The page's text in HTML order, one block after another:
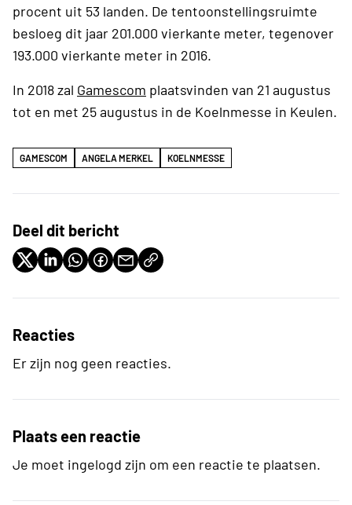
procent uit 53 landen. De tentoonstellingsruimte
besloeg dit jaar 201.000 vierkante meter, tegenover
193.000 vierkante meter in 2016.
In 2018 zal Gamescom plaatsvinden van 21 augustus
tot en met 25 augustus in de Koelnmesse in Keulen.
GAMESCOM ANGELA MERKEL KOELNMESSE
Deel dit bericht
Reacties
Er zijn nog geen reacties.
Plaats een reactie
Je moet ingelogd zijn om een reactie te plaatsen.